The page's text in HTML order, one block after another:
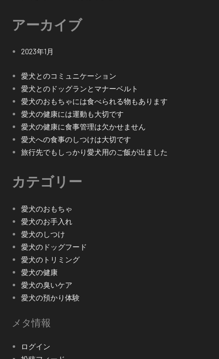
アーカイブ
2023年1月
愛犬とのコミュニケーション
愛犬とのドッグランとマナーベルト
愛犬のおもちゃには食べられる物もあります
愛犬の健康には運動も大切です
愛犬の健康に食事管理は欠かせません
愛犬への食事のしつけは大切です
旅行先でもしっかり愛犬用のご飯が出ました
カテゴリー
愛犬のおもちゃ
愛犬のお手入れ
愛犬のしつけ
愛犬のドッグフード
愛犬のトリミング
愛犬の健康
愛犬の臭いケア
愛犬の預かり体験
メタ情報
ログイン